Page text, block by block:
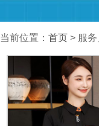
当前位置： 首页 > 服